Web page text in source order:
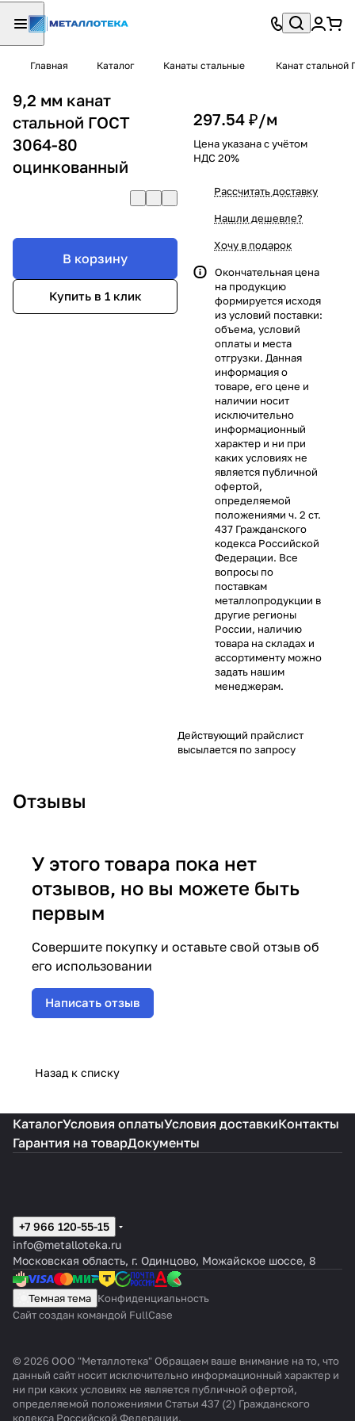
Главная Каталог Канаты стальные Канат стальной
9,2 мм канат
стальной ГОСТ
3064-80
оцинкованный
В корзину
Купить в 1 клик
297.54 ₽/м
Цена указана с учётом
НДС 20%
Рассчитать доставку
Нашли дешевле?
Хочу в подарок
Окончательная цена
на продукцию
формируется исходя
из условий поставки:
объема, условий
оплаты и места
отгрузки. Данная
информация о
товаре, его цене и
наличии носит
исключительно
информационный
характер и ни при
каких условиях не
является публичной
офертой,
определяемой
положениями ч. 2 ст.
437 Гражданского
кодекса Российской
Федерации. Все
вопросы по
поставкам
металлопродукции в
другие регионы
России, наличию
товара на складах и
ассортименту можно
задать нашим
менеджерам.
Действующий прайслист
высылается по запросу
Отзывы
У этого товара пока нет
отзывов, но вы можете быть
первым
Совершите покупку и оставьте свой отзыв об
его использовании
Написать отзыв
Назад к списку
КаталогУсловия оплатыУсловия доставкиКонтакты
Гарантия на товарДокументы
+7 966 120-55-15
info@metalloteka.ru
Московская область, г. Одинцово, Можайское шоссе, 8
Темная тема Конфиденциальность
Сайт создан командой FullCase
© 2026 ООО "Металлотека" Обращаем ваше внимание на то, что
данный сайт носит исключительно информационный характер и
ни при каких условиях не является публичной офертой,
определяемой положениями Статьи 437 (2) Гражданского
кодекса Российской Федерации.